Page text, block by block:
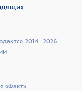
2014 - 2026
«Факт»